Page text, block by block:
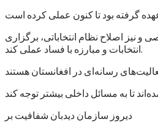
نیز اصلاح نظام انتخاباتی، برگزاری
انتخابات و مبارزه با فساد عملی کند.
دیروز سازمان دیدبان شفافیت بر